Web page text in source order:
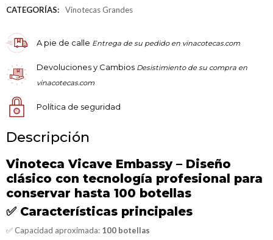
CATEGORÍAS: Vinotecas Grandes
A pie de calle Entrega de su pedido en vinacotecas.com
Devoluciones y Cambios Desistimiento de su compra en
vinacotecas.com
Política de seguridad
Descripción
Vinoteca Vicave Embassy – Diseño
clásico con tecnología profesional para
conservar hasta 100 botellas
✅ Características principales
✅ Capacidad aproximada: 100 botellas